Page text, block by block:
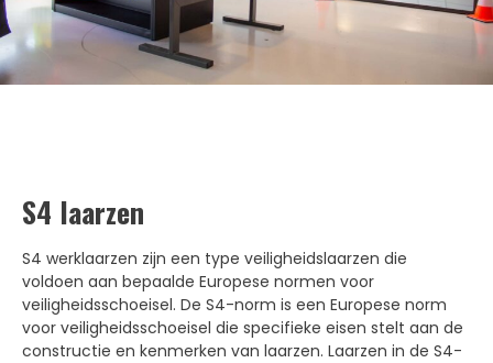
S4 laarzen
S4 werklaarzen zijn een type veiligheidslaarzen die
voldoen aan bepaalde Europese normen voor
veiligheidsschoeisel. De S4-norm is een Europese norm
voor veiligheidsschoeisel die specifieke eisen stelt aan de
constructie en kenmerken van laarzen. Laarzen in de S4-